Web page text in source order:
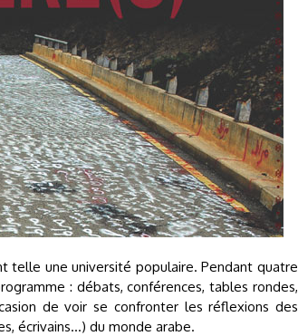
telle une université populaire. Pendant quatre
: débats, conférences, tables rondes,
de voir se confronter les réflexions des
écrivains...) du monde arabe.